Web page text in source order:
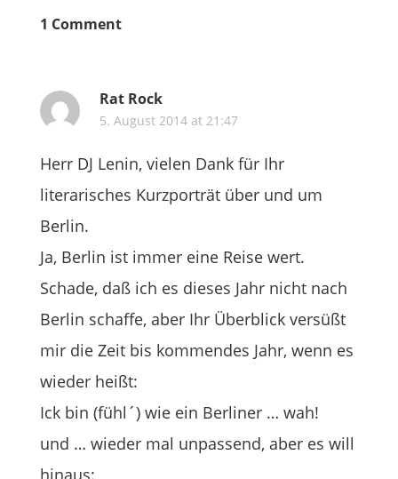
1 Comment
Rat Rock
5. August 2014 at 21:47
Herr DJ Lenin, vielen Dank für Ihr
literarisches Kurzporträt über und um
Berlin.
Ja, Berlin ist immer eine Reise wert.
Schade, daß ich es dieses Jahr nicht nach
Berlin schaffe, aber Ihr Überblick versüßt
mir die Zeit bis kommendes Jahr, wenn es
wieder heißt:
Ick bin (fühl´) wie ein Berliner … wah!
und … wieder mal unpassend, aber es will
hinaus: